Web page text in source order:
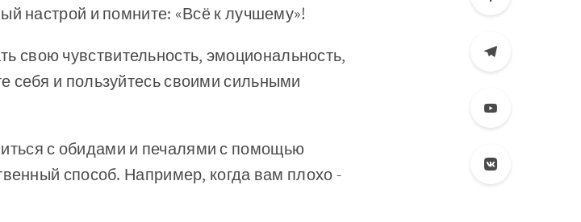
настрой и помните: «Всё к лучшему»!
свою чувствительность, эмоциональность,
себя и пользуйтесь своими сильными
с обидами и печалями с помощью
способ. Например, когда вам плохо -